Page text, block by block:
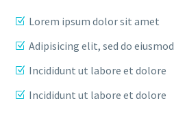
Lorem ipsum dolor sit amet
Adipisicing elit, sed do eiusmod
Incididunt ut labore et dolore
Incididunt ut labore et dolore